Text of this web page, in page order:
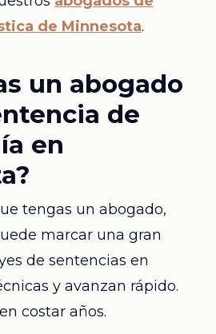
de Minnesota.
un abogado
de
en
tengas un abogado,
marcar una gran
de sentencias en
y avanzan rápido.
costar años.